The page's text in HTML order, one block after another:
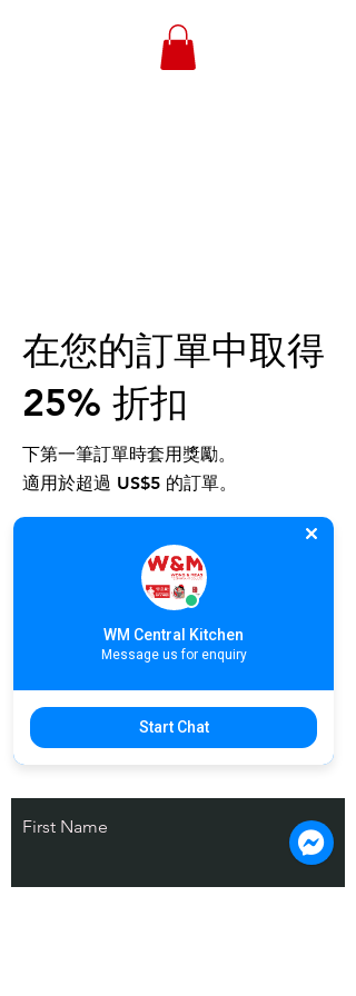
WONGANDMEAS.COM
在您的訂單中取得
25% 折扣
下第一筆訂單時套用獎勵。
獲取獎勵
適用於超過 US$5 的訂單。
Stay Connected With Us! Subscribe.
First Name
WM Central Kitchen
Message us for enquiry
Start Chat